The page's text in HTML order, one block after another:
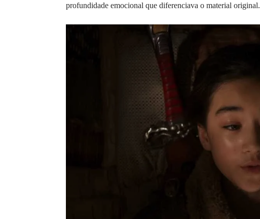
profundidade emocional que diferenciava o material original.